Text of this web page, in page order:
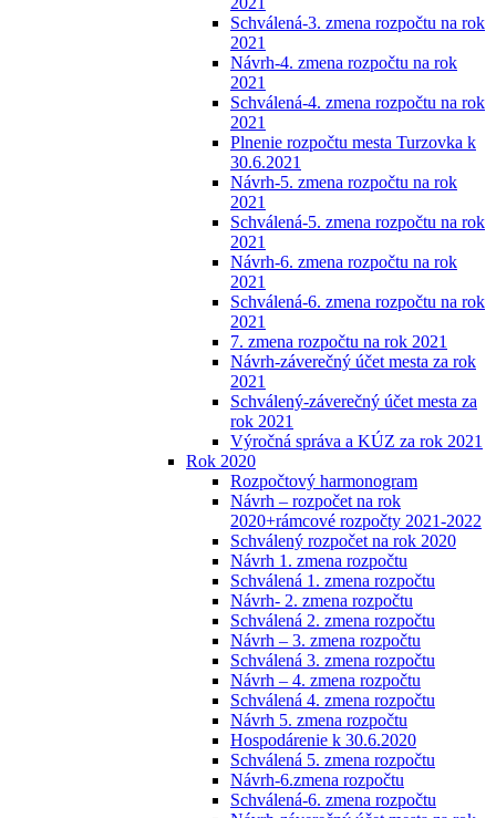
Schválená-3. zmena rozpočtu na rok
2021
Návrh-4. zmena rozpočtu na rok
2021
Schválená-4. zmena rozpočtu na rok
2021
Plnenie rozpočtu mesta Turzovka k
30.6.2021
Návrh-5. zmena rozpočtu na rok
2021
Schválená-5. zmena rozpočtu na rok
2021
Návrh-6. zmena rozpočtu na rok
2021
Schválená-6. zmena rozpočtu na rok
2021
7. zmena rozpočtu na rok 2021
Návrh-záverečný účet mesta za rok
2021
Schválený-záverečný účet mesta za
rok 2021
Výročná správa a KÚZ za rok 2021
Rok 2020
Rozpočtový harmonogram
Návrh – rozpočet na rok
2020+rámcové rozpočty 2021-2022
Schválený rozpočet na rok 2020
Návrh 1. zmena rozpočtu
Schválená 1. zmena rozpočtu
Návrh- 2. zmena rozpočtu
Schválená 2. zmena rozpočtu
Návrh – 3. zmena rozpočtu
Schválená 3. zmena rozpočtu
Návrh – 4. zmena rozpočtu
Schválená 4. zmena rozpočtu
Návrh 5. zmena rozpočtu
Hospodárenie k 30.6.2020
Schválená 5. zmena rozpočtu
Návrh-6.zmena rozpočtu
Schválená-6. zmena rozpočtu